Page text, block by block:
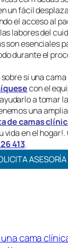
un fácil
el acceso al
labores del
son esenciales
durante el
si una
con el
a tomar
una
de camas
vida en el
413.
cama